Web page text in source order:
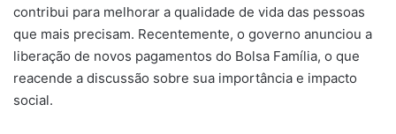
contribui para melhorar a qualidade de vida das pessoas
que mais precisam. Recentemente, o governo anunciou a
liberação de novos pagamentos do Bolsa Família, o que
reacende a discussão sobre sua importância e impacto
social.